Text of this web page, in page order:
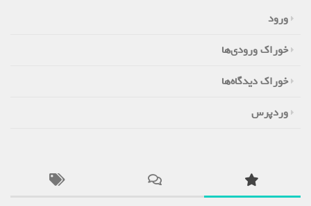
ورود
خوراک ورودی‌ها
خوراک دیدگاه‌ها
وردپرس